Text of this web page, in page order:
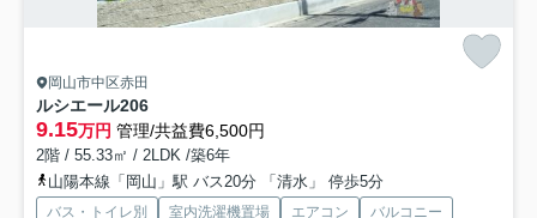
岡山市中区赤田
ルシエール206
9.15万円 管理/共益費6,500円
2階 / 55.33㎡ / 2LDK /築6年
山陽本線「岡山」駅 バス20分 「清水」 停歩5分
バス・トイレ別 室内洗濯機置場 エアコン バルコニー